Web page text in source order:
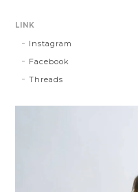
LINK
Instagram
Facebook
Threads